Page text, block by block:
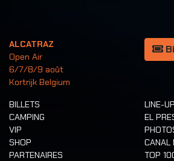
ALCATRAZ
Open Air
6/7/8/9 août
Kortrijk Belgium
BILLETS
CAMPING
VIP
SHOP
PARTENAIRES
LINE-UP
EL
CANAL
TOP